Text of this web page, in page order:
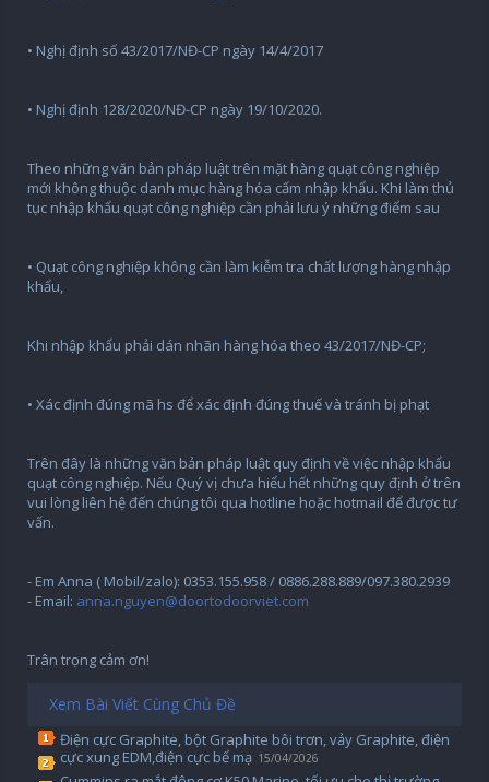
• Nghị định số 43/2017/NĐ-CP ngày 14/4/2017
• Nghị định 128/2020/NĐ-CP ngày 19/10/2020.
Theo những văn bản pháp luật trên mặt hàng quạt công nghiệp
mới không thuộc danh mục hàng hóa cấm nhập khẩu. Khi làm thủ
tục nhập khẩu quạt công nghiệp cần phải lưu ý những điểm sau
• Quạt công nghiệp không cần làm kiễm tra chất lượng hàng nhập
khẩu,
Khi nhập khẩu phải dán nhãn hàng hóa theo 43/2017/NĐ-CP;
• Xác định đúng mã hs để xác định đúng thuế và tránh bị phạt
Trên đây là những văn bản pháp luật quy định về việc nhập khẩu
quạt công nghiệp. Nếu Quý vị chưa hiểu hết những quy định ở trên
vui lòng liên hệ đến chúng tôi qua hotline hoặc hotmail để được tư
vấn.
- Em Anna ( Mobil/zalo): 0353.155.958 / 0886.288.889/097.380.2939
- Email: anna.nguyen@doortodoorviet.com
Trân trọng cảm ơn!
Xem Bài Viết Cùng Chủ Đề
Điện cực Graphite, bột Graphite bôi trơn, vảy Graphite, điện
cực xung EDM,điện cực bể mạ 15/04/2026